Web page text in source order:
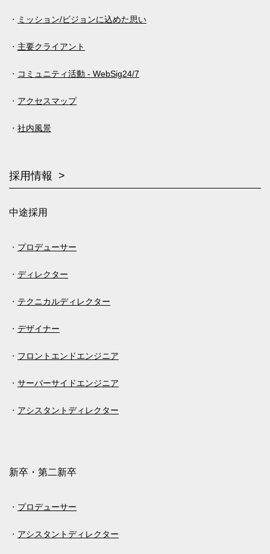
ミッション/ビジョンに込めた思い
主要クライアント
コミュニティ活動 - WebSig24/7
アクセスマップ
社内風景
採用情報
中途採用
プロデューサー
ディレクター
テクニカルディレクター
デザイナー
フロントエンドエンジニア
サーバーサイドエンジニア
アシスタントディレクター
新卒・第二新卒
プロデューサー
アシスタントディレクター